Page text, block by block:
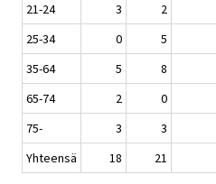
21-24
3 2
25-34
0 5
35-64
5 8
65-74
2 0
75-
3 3
Yhteensä
18 21